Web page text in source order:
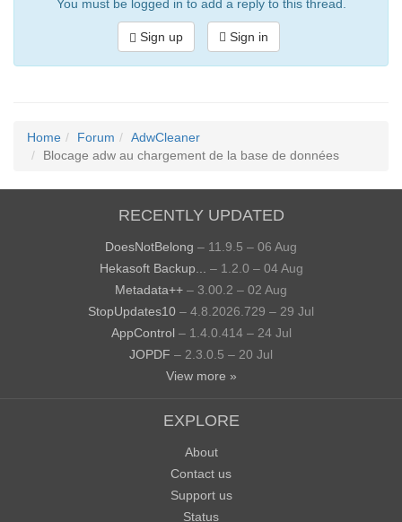
You must be logged in to add a reply to this thread.
Sign up Sign in
Home Forum
AdwCleaner
Blocage adw au chargement de la base de données
RECENTLY UPDATED
DoesNotBelong – 11.9.5 – 06 Aug
Hekasoft Backup...
– 1.2.0 – 04 Aug
Metadata++ – 3.00.2 – 02 Aug
StopUpdates10 – 4.8.2026.729 – 29 Jul
AppControl – 1.4.0.414 – 24 Jul
JOPDF – 2.3.0.5 – 20 Jul
View more »
EXPLORE
About
Contact us
Support us
Status